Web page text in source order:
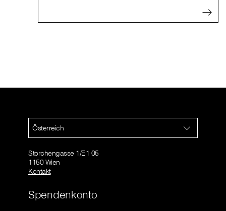
Österreich
Storchengasse 1/E1 05
1150 Wien
Kontakt
Spendenkonto